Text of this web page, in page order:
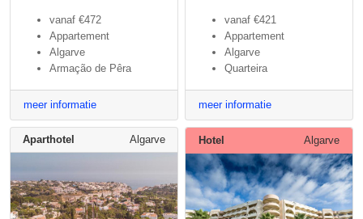
vanaf €472
Appartement
Algarve
Armação de Pêra
meer informatie
vanaf €421
Appartement
Algarve
Quarteira
meer informatie
Aparthotel Algarve Hotel Algarve